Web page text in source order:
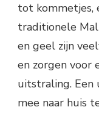
tot kommetjes,
traditionele
en geel zijn
en zorgen voor
uitstraling. Een
mee naar huis